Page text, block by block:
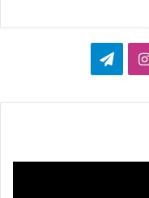
انستقرامتيلقرام